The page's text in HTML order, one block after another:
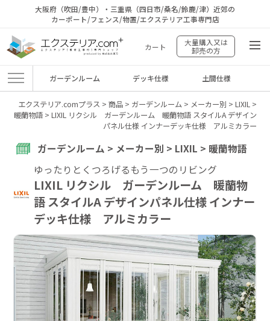
大阪府（吹田/豊中）・三重県（四日市/桑名/鈴鹿/津）近郊の
カーポート/フェンス/物置/エクステリア工事専門店
カート
大量購入又は
卸売の方
ガーデンルーム デッキ仕様 土間仕様
エクステリア.comプラス > 商品> ガーデンルーム> メーカー別 > LIXIL>
暖蘭物語> LIXIL リクシル ガーデンルーム 暖蘭物語 スタイルA デザイン
パネル仕様 インナーデッキ仕様 アルミカラー
ガーデンルーム > メーカー別 > LIXIL > 暖蘭物語
ゆったりとくつろげるもう一つのリビング
LIXIL リクシル ガーデンルーム 暖蘭物
語 スタイルA デザインパネル仕様 インナー
デッキ仕様 アルミカラー